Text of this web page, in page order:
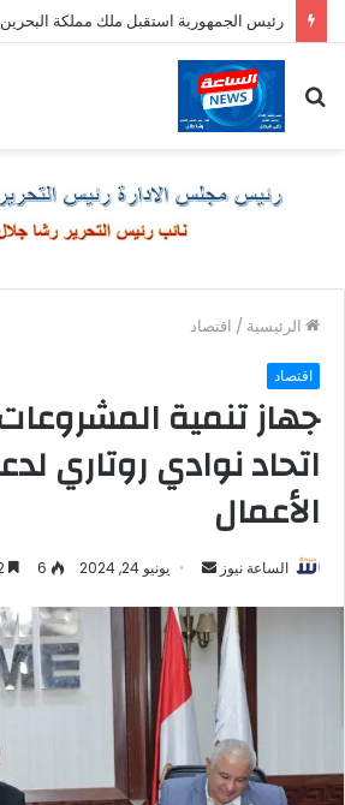
رئيس الجمهورية استقبل ملك مملكة
عن
الرئيسية / اقتصاد
اقتصاد
جهاز تنمية
اتحاد نوادي روتاري
الأعمال
الساعة نيوز
أرسل
إلكترونيا
يونيو 24, 2024 6